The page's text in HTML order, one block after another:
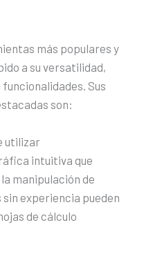
más populares y
a su versatilidad,
Sus
son:
utilizar
intuitiva que
manipulación de
experiencia pueden
de cálculo